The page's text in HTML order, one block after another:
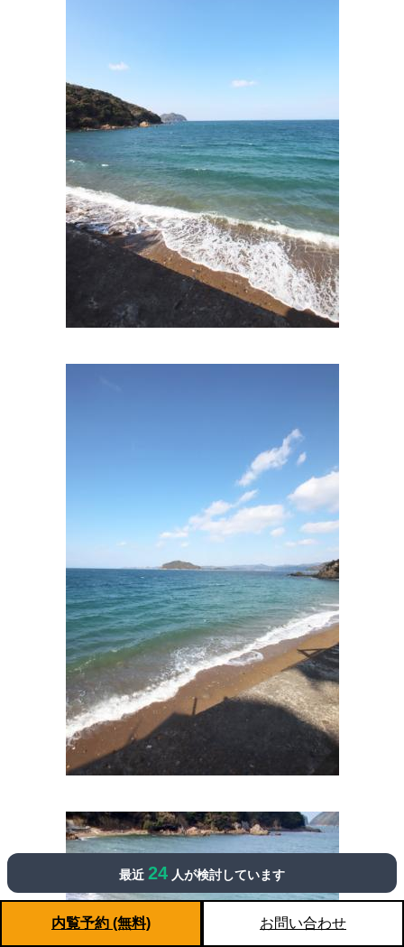
最近 24 人が検討しています
内覧予約 (無料) お問い合わせ